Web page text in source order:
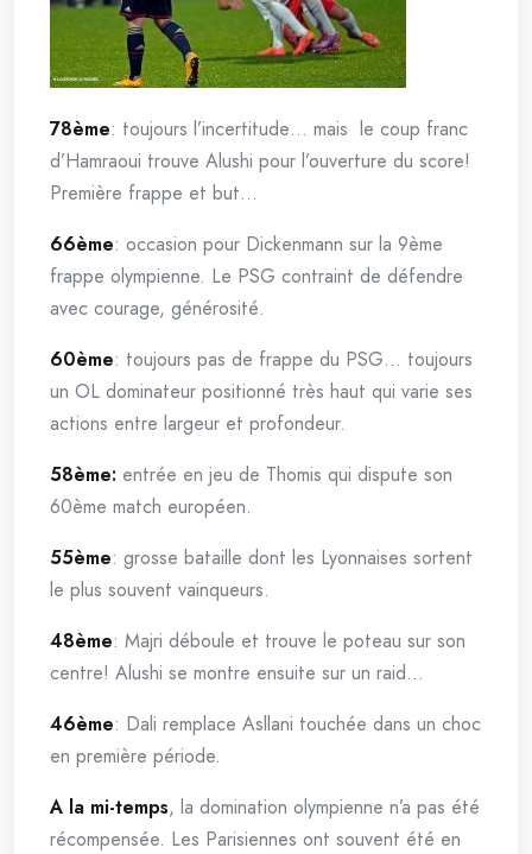
78ème: toujours l’incertitude… mais le coup franc
d’Hamraoui trouve Alushi pour l’ouverture du score!
Première frappe et but…
66ème: occasion pour Dickenmann sur la 9ème
frappe olympienne. Le PSG contraint de défendre
avec courage, générosité.
60ème: toujours pas de frappe du PSG… toujours
un OL dominateur positionné très haut qui varie ses
actions entre largeur et profondeur.
58ème: entrée en jeu de Thomis qui dispute son
60ème match européen.
55ème: grosse bataille dont les Lyonnaises sortent
le plus souvent vainqueurs.
48ème: Majri déboule et trouve le poteau sur son
centre! Alushi se montre ensuite sur un raid…
46ème: Dali remplace Asllani touchée dans un choc
en première période.
A la mi-temps, la domination olympienne n’a pas été
récompensée. Les Parisiennes ont souvent été en